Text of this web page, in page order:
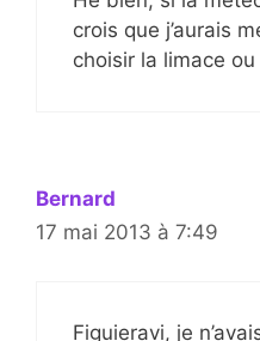
crois que j’aurais
choisir la limace
Bernard
17 mai 2013 à 7:49
Figuieravi, je